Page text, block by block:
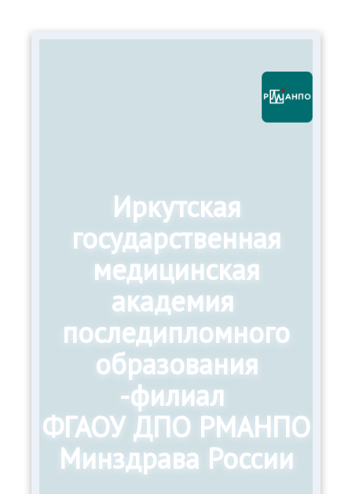
Иркутская
государственная
медицинская
академия
последипломного
образования
-филиал
ФГАОУ ДПО РМАНПО
Минздрава России